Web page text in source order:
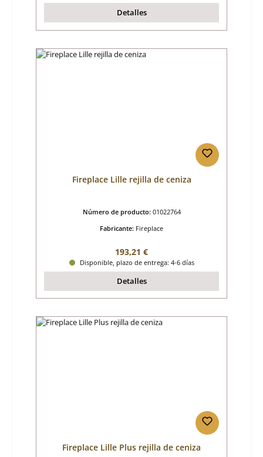
Detalles
Fireplace Lille rejilla de ceniza
Número de producto: 01022764
Fabricante: Fireplace
Precio normal:
193,21 €
Disponible, plazo de entrega: 4-6 días
Detalles
Fireplace Lille Plus rejilla de ceniza